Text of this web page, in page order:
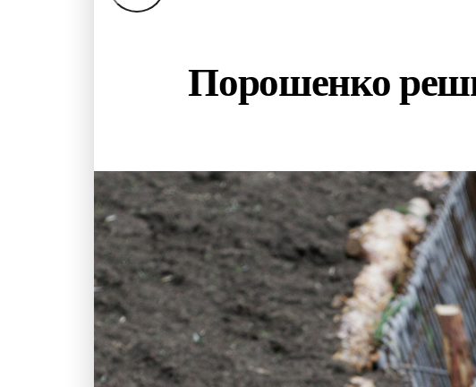
Порошенко